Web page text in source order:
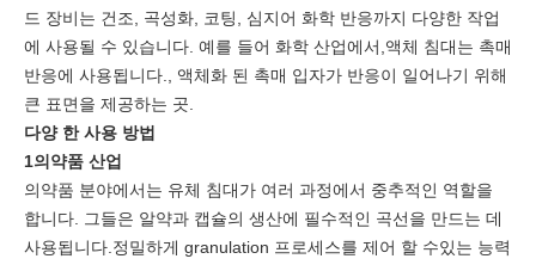
드 장비는 건조, 곡성화, 코팅, 심지어 화학 반응까지 다양한 작업
에 사용될 수 있습니다. 예를 들어 화학 산업에서,액체 침대는 촉매
반응에 사용됩니다., 액체화 된 촉매 입자가 반응이 일어나기 위해
큰 표면을 제공하는 곳.
다양 한 사용 방법
1의약품 산업
의약품 분야에서는 유체 침대가 여러 과정에서 중추적인 역할을
합니다. 그들은 알약과 캡슐의 생산에 필수적인 곡선을 만드는 데
사용됩니다.정밀하게 granulation 프로세스를 제어 할 수있는 능력